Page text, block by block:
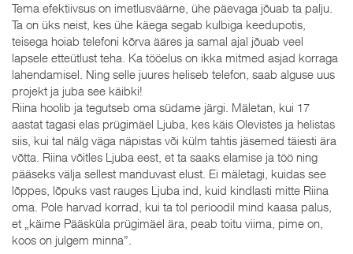
Tema efektiivsus on imetlusväärne, ühe päevaga jõuab ta palju.
Ta on üks neist, kes ühe käega segab kulbiga keedupotis,
teisega hoiab telefoni kõrva ääres ja samal ajal jõuab veel
lapsele etteütlust teha. Ka tööelus on ikka mitmed asjad korraga
lahendamisel. Ning selle juures heliseb telefon, saab alguse uus
projekt ja juba see käibki!
Riina hoolib ja tegutseb oma südame järgi. Mäletan, kui 17
aastat tagasi elas prügimäel Ljuba, kes käis Olevistes ja helistas
siis, kui tal nälg väga näpistas või külm tahtis jäsemed täiesti ära
võtta. Riina võitles Ljuba eest, et ta saaks elamise ja töö ning
pääseks välja sellest manduvast elust. Ei mäletagi, kuidas see
lõppes, lõpuks vast rauges Ljuba ind, kuid kindlasti mitte Riina
oma. Pole harvad korrad, kui ta tol perioodil mind kaasa palus,
et „käime Pääsküla prügimäel ära, peab toitu viima, pime on,
koos on julgem minna”.